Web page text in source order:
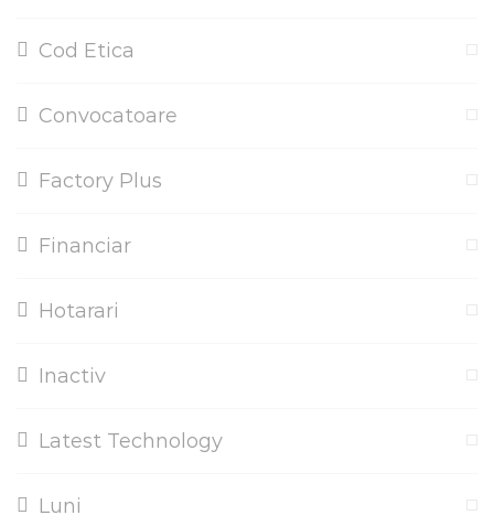
Cod Etica
Convocatoare
Factory Plus
Financiar
Hotarari
Inactiv
Latest Technology
Luni